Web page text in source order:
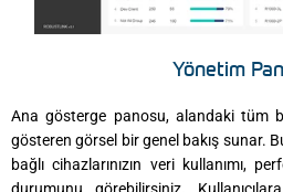
Yönetim
Ana gösterge panosu, alandaki tüm
gösteren görsel bir genel bakış sunar.
bağlı cihazlarınızın veri kullanımı,
durumunu görebilirsiniz.